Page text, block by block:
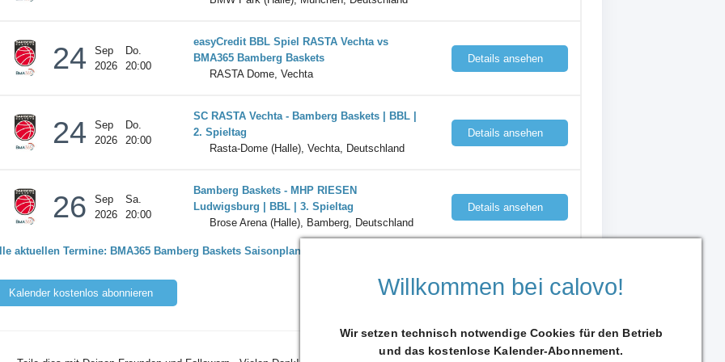
24
Sep
2026
Do.
20:00
easyCredit BBL Spiel RASTA Vechta vs
BMA365 Bamberg Baskets
RASTA Dome, Vechta
Details ansehen
24
Sep
2026
Do.
20:00
SC RASTA Vechta - Bamberg Baskets | BBL |
2. Spieltag
Rasta-Dome (Halle), Vechta, Deutschland
Details ansehen
26
Sep
2026
Sa.
20:00
Bamberg Baskets - MHP RIESEN
Ludwigsburg | BBL | 3. Spieltag
Brose Arena (Halle), Bamberg, Deutschland
Details ansehen
aktuellen Termine: BMA365 Bamberg Baskets Saisonplan 26/27 (BBL & Events)
Kalender kostenlos abonnieren Willkommen bei calovo!
Wir setzen technisch notwendige Cookies für den Betrieb
und das kostenlose Kalender-Abonnement.